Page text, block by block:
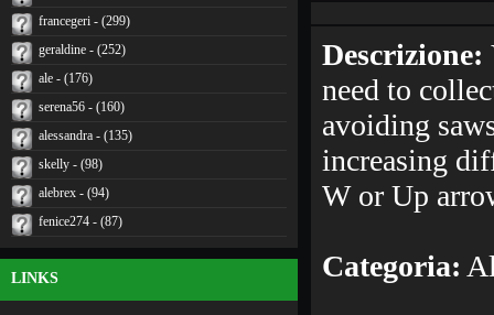
francegeri - (299)
geraldine - (252)
ale - (176)
serena56 - (160)
alessandra - (135)
skelly - (98)
alebrex - (94)
fenice274 - (87)
LINKS
Descrizione:
need to
avoiding
increasing
W or Up
Categoria: